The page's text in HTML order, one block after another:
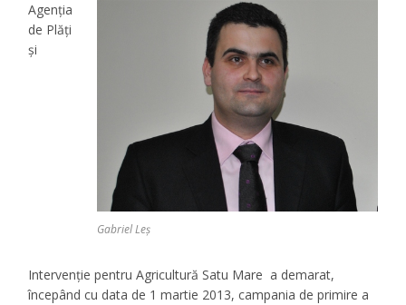
Gabriel Leș
Agenţia
de Plăţi
şi
Intervenţie pentru Agricultură Satu Mare a demarat,
începând cu data de 1 martie 2013, campania de primire a